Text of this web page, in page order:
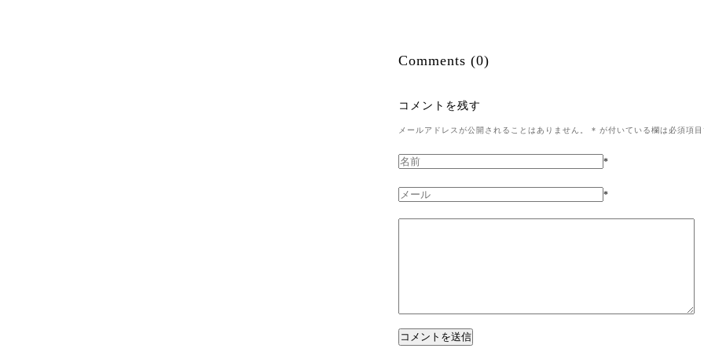
Comments (0)
コメントを残す
メールアドレスが公開されることはありません。 * が付いている欄は必須項
*
*